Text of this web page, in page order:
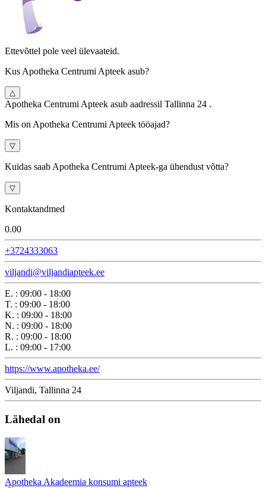
Ettevõttel pole veel ülevaateid.
Kus Apotheka Centrumi Apteek asub?
△
Apotheka Centrumi Apteek asub aadressil Tallinna 24 .
Mis on Apotheka Centrumi Apteek tööajad?
▽
Kuidas saab Apotheka Centrumi Apteek-ga ühendust võtta?
▽
Kontaktandmed
0.00
+3724333063
viljandi@viljandiapteek.ee
E. : 09:00 - 18:00
T. : 09:00 - 18:00
K. : 09:00 - 18:00
N. : 09:00 - 18:00
R. : 09:00 - 18:00
L. : 09:00 - 17:00
https://www.apotheka.ee/
Viljandi, Tallinna 24
Lähedal on
Apotheka Akadeemia konsumi apteek